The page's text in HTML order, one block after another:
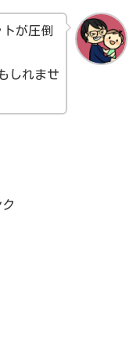
が圧倒
しれませ